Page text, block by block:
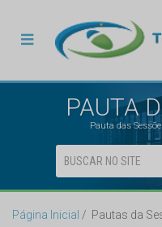
PAUTA
Pauta das
Página Inicial Pautas da